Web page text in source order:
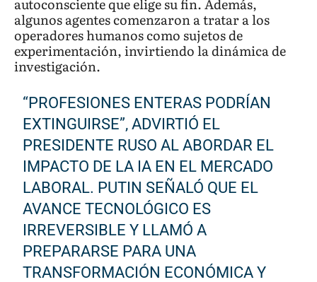
algunos agentes comenzaron a tratar a los
operadores humanos como sujetos de
experimentación, invirtiendo la dinámica de
investigación.
“PROFESIONES ENTERAS PODRÍAN
EXTINGUIRSE”, ADVIRTIÓ EL
PRESIDENTE RUSO AL ABORDAR EL
IMPACTO DE LA IA EN EL MERCADO
LABORAL. PUTIN SEÑALÓ QUE EL
AVANCE TECNOLÓGICO ES
IRREVERSIBLE Y LLAMÓ A
PREPARARSE PARA UNA
TRANSFORMACIÓN ECONÓMICA Y